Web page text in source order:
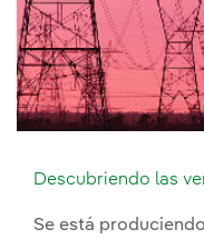
Descubriendo las
Se está